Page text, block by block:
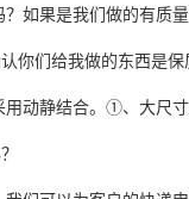
如果是我们做的有质
你们给我做的东西是保
动静结合。①、大尺